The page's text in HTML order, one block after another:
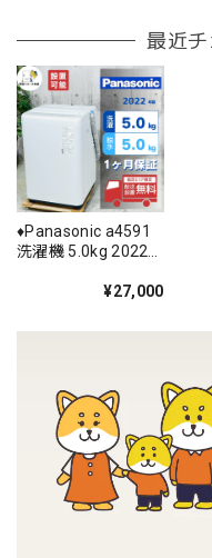
最近
♦️Panasonic a4591
洗濯機 5.0kg 2022
¥27,000